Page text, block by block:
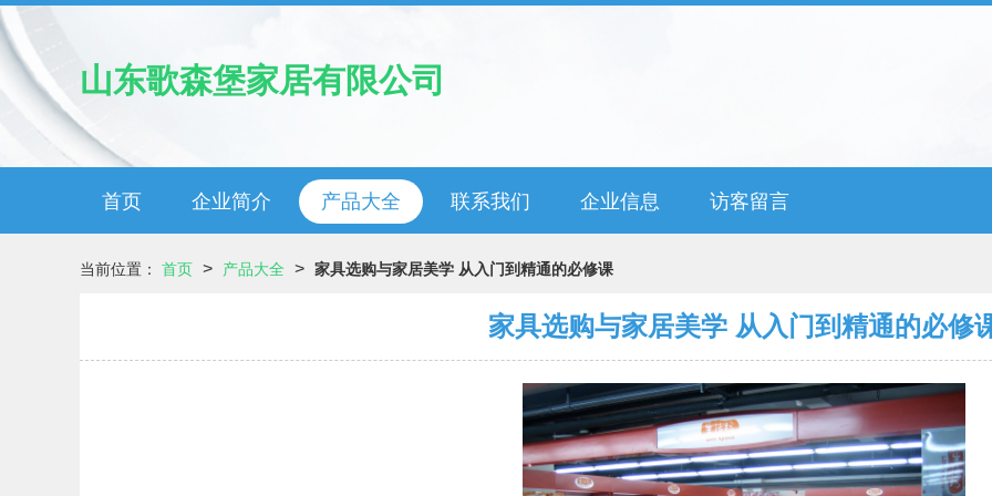
山东歌森堡家居有限公司
首页 企业简介 产品大全 联系我们 企业信息 访客留言
当前位置： 首页 > 产品大全 > 家具选购与家居美学 从入门到精通的必修课
家具选购与家居美学 从入门到精通的必修